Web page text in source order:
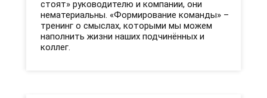
стоят» руководителю и компании, они
нематериальны. «Формирование команды» –
тренинг о смыслах, которыми мы можем
наполнить жизни наших подчинённых и
коллег.